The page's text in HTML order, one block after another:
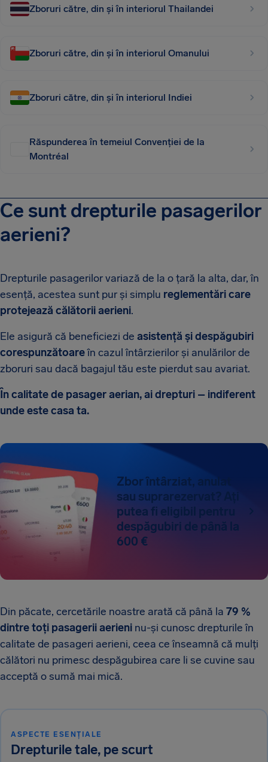
Zboruri către, din și în interiorul Thailandei
Zboruri către, din și în interiorul Omanului
Zboruri către, din și în interiorul Indiei
Răspunderea în temeiul Convenției de la
Montréal
Ce sunt drepturile pasagerilor
aerieni?
Drepturile pasagerilor variază de la o țară la alta, dar, în
esență, acestea sunt pur și simplu reglementări care
protejează călătorii aerieni.
Ele asigură că beneficiezi de asistență și despăgubiri
corespunzătoareîn cazul întârzierilor și anulărilor de
zboruri sau dacă bagajul tău este pierdut sau avariat.
În calitate de pasager aerian, ai drepturi – indiferent
unde este casa ta.
Zbor întârziat, anulat
sau suprarezervat? Ați
putea fi eligibil pentru
despăgubiri de până la
600 €
Din păcate, cercetările noastre arată că până la 79 %
dintre toți pasagerii aerieni nu-și cunosc drepturile în
calitate de pasageri aerieni, ceea ce înseamnă că mulți
călători nu primesc despăgubirea care li se cuvine sau
acceptă o sumă mai mică.
ASPECTE ESENȚIALE
Drepturile tale, pe scurt